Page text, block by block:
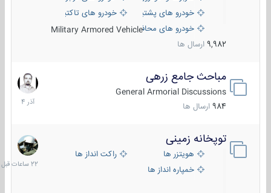
خودرو های پشتیبانی آتش ، شناسایی و ضد تانک
خودرو های تاکتیکی نظامی
خودرو های محافظت شدهMilitary Armored Vehicle
9,982 ارسال ها
مباحث جامع زرهی
General Armorial Discussions
984 ارسال ها
7
آذر
1404
توپخانه زمینی
هویتزر ها
راکت انداز ها
خمپاره انداز ها
22
ساعات
قبل